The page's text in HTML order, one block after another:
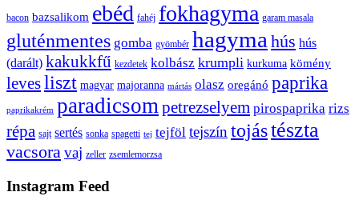
bacon bazsalikom ebéd fahéj fokhagyma garam masala
gluténmentes gomba gyömbér hagyma hús hús
(darált) kakukkfű kezdetek kolbász krumpli kurkuma kömény
levesliszt magyar majoranna mártás olasz oregánó paprika
paprikakrém paradicsompetrezselyem pirospaprika rizs
répa sajt sertés sonka spagetti tej tejföl tejszín tojástészta
vacsoravaj zeller zsemlemorzsa
Instagram Feed